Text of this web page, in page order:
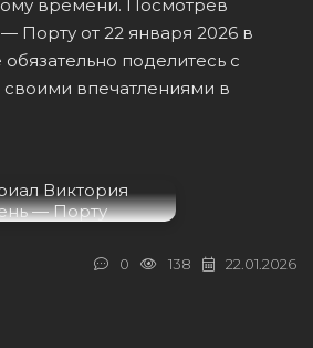
времени. Посмотрев
Порту от 22 января 2026 в
поделитесь с
впечатлениями в
22.01.2026
138
0